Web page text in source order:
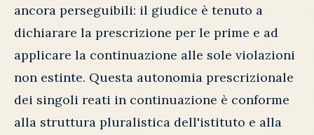
ancora perseguibili: il giudice è tenuto a
dichiarare la prescrizione per le prime e ad
applicare la continuazione alle sole violazioni
non estinte. Questa autonomia prescrizionale
dei singoli reati in continuazione è conforme
alla struttura pluralistica dell'istituto e alla